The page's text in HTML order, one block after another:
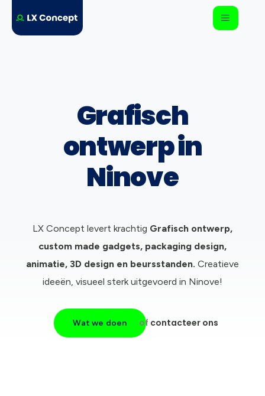
Grafisch
ontwerp in
Ninove
LX Concept levert krachtig Grafisch ontwerp,
custom made gadgets, packaging design,
animatie, 3D design en beursstanden. Creatieve
ideeën, visueel sterk uitgevoerd in Ninove!
Wat we doen of contacteer ons